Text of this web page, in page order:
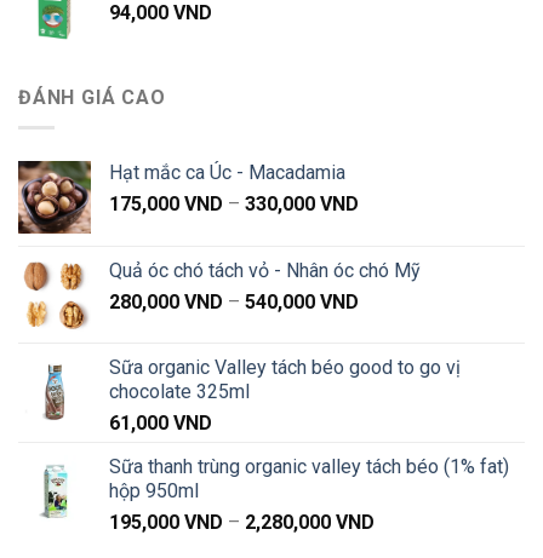
94,000 VND
ĐÁNH GIÁ CAO
Hạt mắc ca Úc - Macadamia
175,000 VND – 330,000 VND
175,000 VND
Quả óc chó tách vỏ - Nhân óc chó Mỹ
280,000 VND – 540,000 VND
280,000 VND
Sữa organic Valley tách béo good to go vị
chocolate 325ml
61,000 VND
Sữa thanh trùng organic valley tách béo (1% fat)
hộp 950ml
195,000 VND – 2,280,000 VND